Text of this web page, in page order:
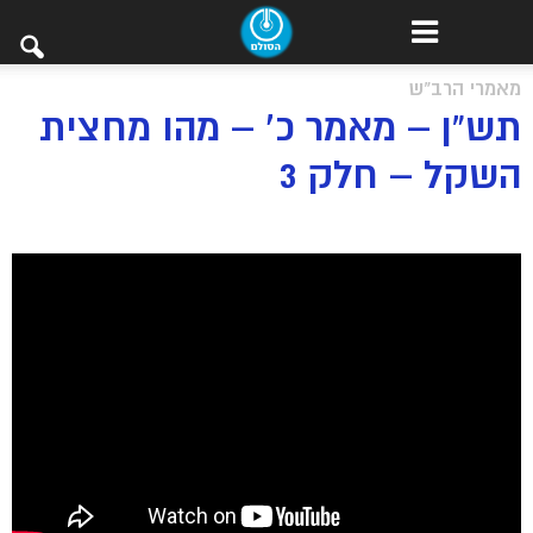
מאמרי הרב"ש
תש”ן – מאמר כ’ – מהו מחצית
השקל – חלק 3